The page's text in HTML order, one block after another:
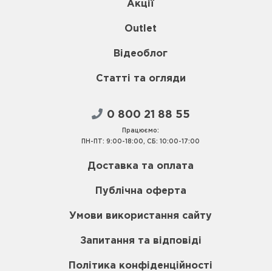
Акції
Outlet
Відеоблог
Статті та огляди
0 800 21 88 55
Працюємо:
ПН-ПТ: 9:00-18:00, СБ: 10:00-17:00
Доставка та оплата
Публічна оферта
Умови використання сайту
Запитання та відповіді
Політика конфіденційності